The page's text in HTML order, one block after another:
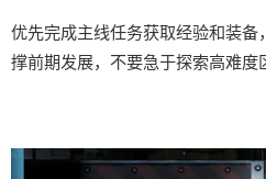
优先完成主线任务获取经验和装
撑前期发展，不要急于探索高难度